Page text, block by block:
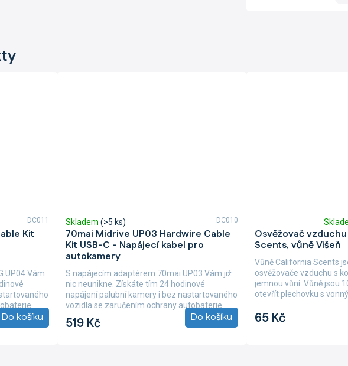
Kit
Do košíku
UP04 Vám
DC011
70mai Midrive UP03 Hardwire Cable
Kit USB-C - Napájecí kabel pro
autokamery
Skladem (>5 ks)
519 Kč Do košíku
S napájecím adaptérem 70mai UP03 Vám již
nic neunikne. Získáte tím 24 hodinové
napájení palubní kamery i bez nastartovaného
vozidla se zaručením ochrany autobaterie
před...
DC010
Osvěžovač
Scents, vůně Višeň
hodnocení
produktu
je
z
5
65 Kč
Vůně California Scents
osvěžovače vzduchu s
jemnou vůní. Vůně jsou
otevřít plechovku s